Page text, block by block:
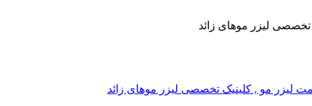
تخصصی لیزر موهای زائد
لیزر مو , کلینیک تخصصی لیزر موهای زائد